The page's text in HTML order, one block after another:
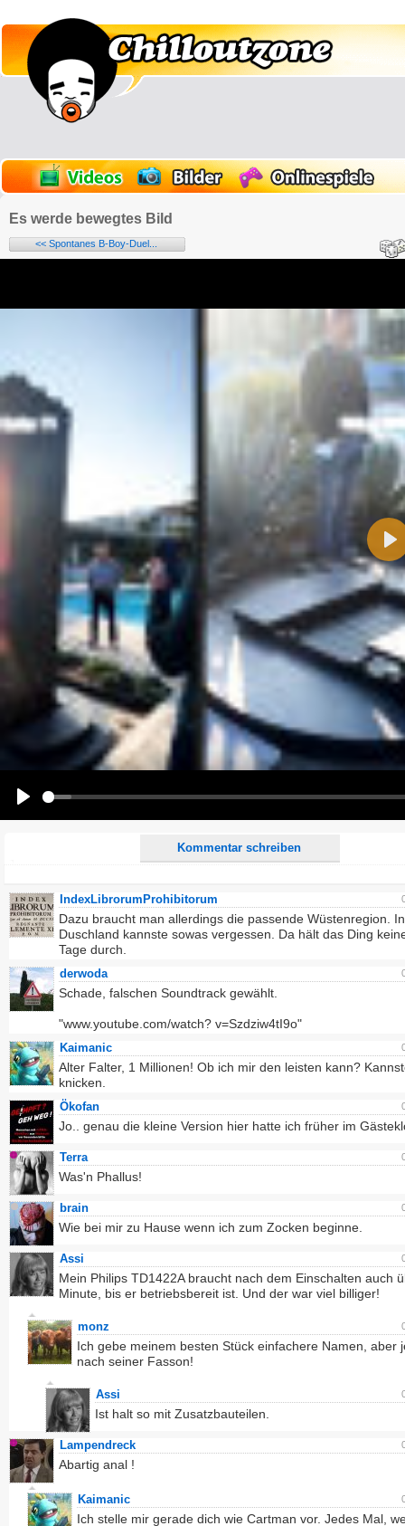
Es werde bewegtes Bild
<< Spontanes B-Boy-Duel...
Kommentar schreiben
E-Mail-Adresse (optional):
Kommentar:
Alle HTML-Tags außer <br>, <strike> und <i> werden aus Deinem Kommentar entfernt.
URLs werden automatisch umgewandelt. Bitte verwende "www." oder "http://" in URLs
Ich möchte eine E-Mail, wenn auf dieser Seite weitere Kommentare erscheinen.
IndexLibrorumProhibitorum
Dazu braucht man allerdings die passende Wüstenregion. In
Duschland kannste sowas vergessen. Da hält das Ding
Tage durch.
derwoda
Schade, falschen Soundtrack gewählt.
"www.youtube.com/watch? v=Szdziw4tI9o"
Kaimanic
Alter Falter, 1 Millionen! Ob ich mir den leisten kann?
knicken.
Ökofan
Jo.. genau die kleine Version hier hatte ich früher im
Terra
Was'n Phallus!
brain
Wie bei mir zu Hause wenn ich zum Zocken beginne.
Assi
Mein Philips TD1422A braucht nach dem Einschalten auch
Minute, bis er betriebsbereit ist. Und der war viel billiger!
monz
Ich gebe meinem besten Stück einfachere Namen, aber
nach seiner Fasson!
Assi
Ist halt so mit Zusatzbauteilen.
Lampendreck
Abartig anal !
Kaimanic
Ich stelle mir gerade dich wie Cartman vor. Jedes Mal,